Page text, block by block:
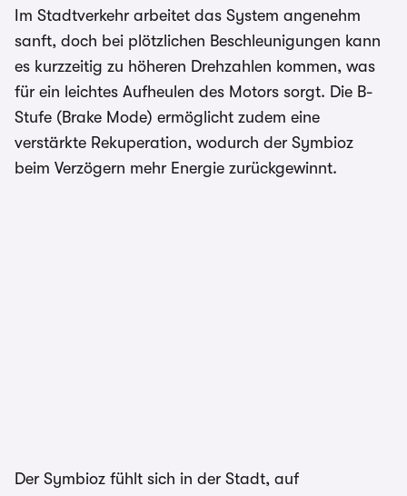
Im Stadtverkehr arbeitet das System angenehm
sanft, doch bei plötzlichen Beschleunigungen kann
es kurzzeitig zu höheren Drehzahlen kommen, was
für ein leichtes Aufheulen des Motors sorgt. Die B-
Stufe (Brake Mode) ermöglicht zudem eine
verstärkte Rekuperation, wodurch der Symbioz
beim Verzögern mehr Energie zurückgewinnt.
Der Symbioz fühlt sich in der Stadt, auf